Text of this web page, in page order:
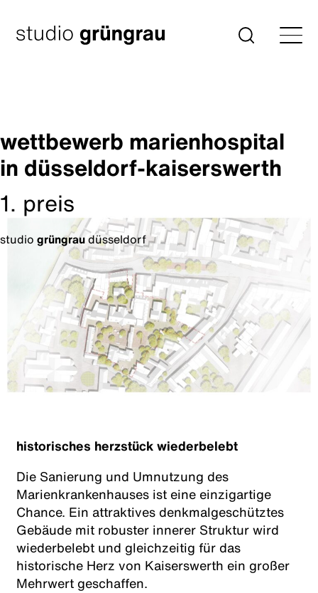
Inhalt
springen
Startseite Suche
wettbewerb marienhospital
in düsseldorf-kaiserswerth
1. preis
studio grüngraudüsseldorf
historisches herzstück wiederbelebt
Die Sanierung und Umnutzung des
Marienkrankenhauses ist eine einzigartige
Chance. Ein attraktives denkmalgeschütztes
Gebäude mit robuster innerer Struktur wird
wiederbelebt und gleichzeitig für das
historische Herz von Kaiserswerth ein großer
Mehrwert geschaffen.